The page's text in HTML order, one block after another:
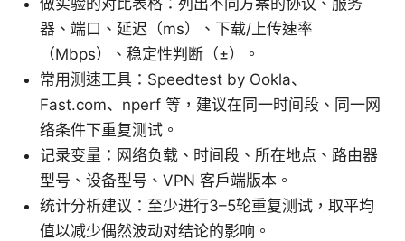
器、端口、延迟（ms）、下载/上传速率
（Mbps）、稳定性判断（±）。
常用测速工具：Speedtest by Ookla、
Fast.com、nperf 等，建议在同一时间段、同一网
络条件下重复测试。
记录变量：网络负载、时间段、所在地点、路由器
型号、设备型号、VPN 客户端版本。
统计分析建议：至少进行3–5轮重复测试，取平均
值以减少偶然波动对结论的影响。